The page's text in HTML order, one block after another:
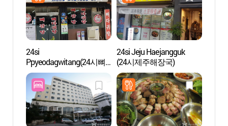
24si
Ppyeodagwitang(24시뼈
다귀탕)
24si Jeju Haejangguk
(24시제주해장국)